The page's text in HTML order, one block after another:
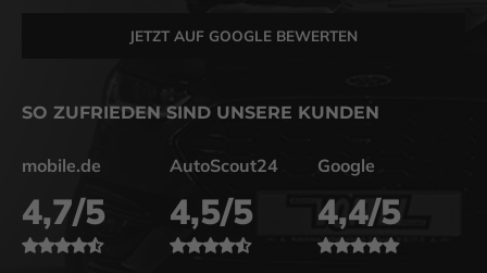
JETZT AUF GOOGLE BEWERTEN
SO ZUFRIEDEN SIND UNSERE KUNDEN
mobile.de
4,7/5
AutoScout24
4,5/5
Google
4,4/5